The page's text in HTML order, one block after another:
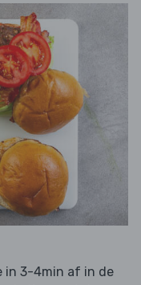
in 3-4min af in de